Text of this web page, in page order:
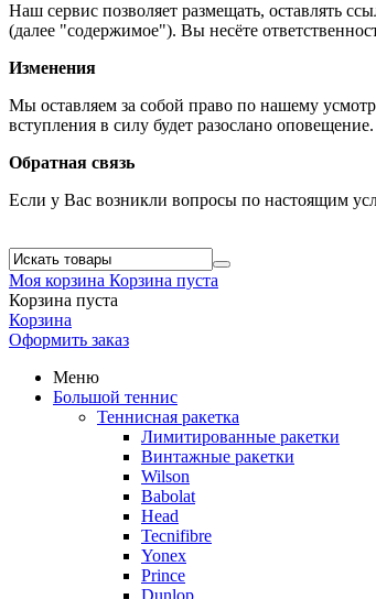
Наш сервис позволяет размещать, оставлять
(далее "содержимое"). Вы несёте
Изменения
Мы оставляем за собой право по нашему
вступления в силу будет разослано
Обратная связь
Если у Вас возникли вопросы по настоящим
Моя корзина Корзина пуста
Корзина пуста
Корзина
Оформить заказ
Меню
Большой теннис
Теннисная ракетка
Лимитированные ракетки
Винтажные ракетки
Wilson
Babolat
Head
Tecnifibre
Yonex
Prince
Dunlop